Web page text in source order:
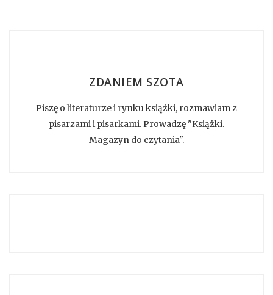
ZDANIEM SZOTA
Piszę o literaturze i rynku książki, rozmawiam z
pisarzami i pisarkami. Prowadzę "Książki.
Magazyn do czytania".